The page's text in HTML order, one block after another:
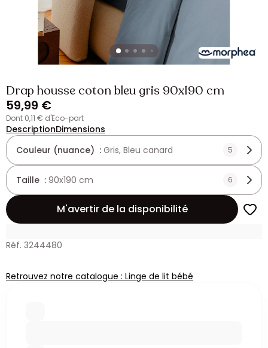
Drap housse coton bleu gris 90x190 cm
59,99 €
dont 0,11 € d'Eco-part
DescriptionDimensions
Couleur (nuance) : Gris, Bleu canard 5
Taille : 90x190 cm 6
M'avertir de la disponibilité
Réf. 3244480
Retrouvez notre catalogue : Linge de lit bébé